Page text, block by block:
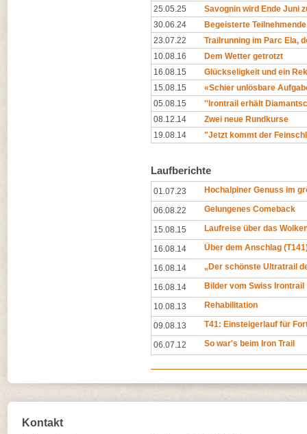
25.05.25
Savognin wird Ende Juni
30.06.24
Begeisterte
23.07.22
Trailrunning im Parc Ela,
10.08.16
Dem Wetter getrotzt
16.08.15
Glückseligkeit und ein
15.08.15
«Schier unlösbare
05.08.15
''Irontrail erhält
08.12.14
Zwei neue Rundkurse
19.08.14
"Jetzt kommt der
Laufberichte
01.07.23 Hochalpiner Genuss im
06.08.22 Gelungenes Comeback
15.08.15 Laufreise über das
16.08.14 Über dem Anschlag
16.08.14 „Der schönste Ultratrail
16.08.14 Bilder vom Swiss Irontrail
10.08.13 Rehabilitation
09.08.13 T41: Einsteigerlauf für
06.07.12 So war's beim Iron Trail
Kontakt